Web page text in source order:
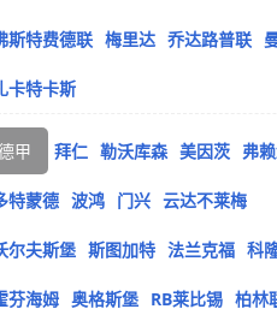
斯特费德联 梅里达 乔达路普联
卡特卡斯
甲 拜仁 勒沃库森 美因茨 弗
特蒙德 波鸿 门兴 云达不莱梅
尔夫斯堡 斯图加特 法兰克福 科
芬海姆 奥格斯堡 RB莱比锡 柏林